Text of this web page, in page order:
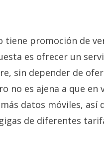
tiene promoción de
es ofrecer un
sin depender de
no es ajena a que en
datos móviles, así
de diferentes